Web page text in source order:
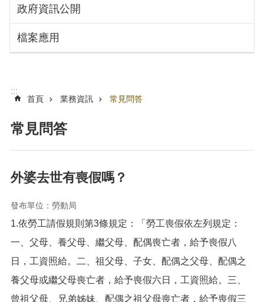
訊
息
公
識
動
局
關
通
錄
業
務
訊
政府資訊公開
檔案應用
:::
首頁 業務資訊 常見問答
常見問答
外婆去世有喪假嗎？
發布單位：勞動局
1.依勞工請假規則第3條規定：「勞工喪假依左列規定：
一、父母、養父母、繼父母、配偶喪亡者，給予喪假八
日，工資照給。二、祖父母、子女、配偶之父母、配偶之
養父母或繼父母喪亡者，給予喪假六日，工資照給。三、
曾祖父母、兄弟姊妹、配偶之祖父母喪亡者，給予喪假三